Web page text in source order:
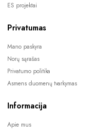
ES projektai
Privatumas
Mano paskyra
Norų sąrašas
Privatumo politika
Asmens duomenų tvarkymas
Informacija
Apie mus